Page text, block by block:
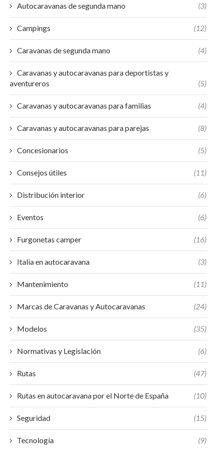
Autocaravanas de segunda mano (3)
Campings (12)
Caravanas de segunda mano (4)
Caravanas y autocaravanas para deportistas y
aventureros
(5)
Caravanas y autocaravanas para familias (4)
Caravanas y autocaravanas para parejas (8)
Concesionarios (5)
Consejos útiles (11)
Distribución interior (6)
Eventos (6)
Furgonetas camper (16)
Italia en autocaravana (3)
Mantenimiento (11)
Marcas de Caravanas y Autocaravanas (24)
Modelos (35)
Normativas y Legislación (6)
Rutas (47)
Rutas en autocaravana por el Norte de España (10)
Seguridad (15)
Tecnología (9)